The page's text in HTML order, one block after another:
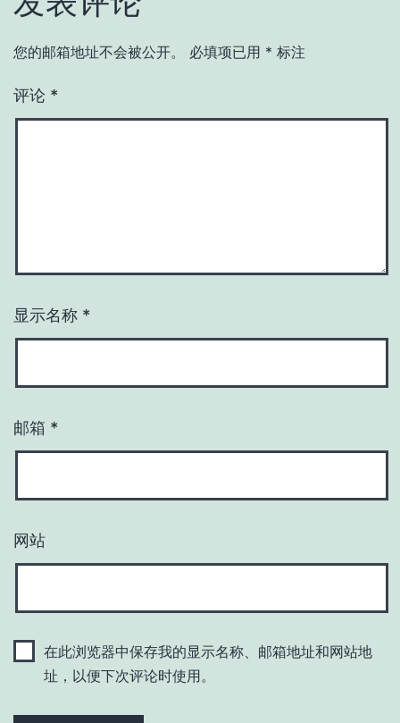
您的邮箱地址不会被公开。 必填项已用 * 标注
评论 *
显示名称 *
邮箱 *
网站
在此浏览器中保存我的显示名称、邮箱地址和网站地
址，以便下次评论时使用。